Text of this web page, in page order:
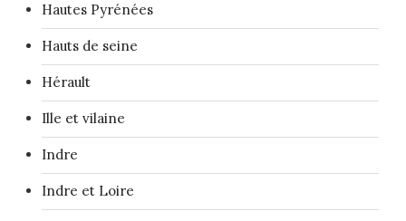
Hautes Pyrénées
Hauts de seine
Hérault
Ille et vilaine
Indre
Indre et Loire